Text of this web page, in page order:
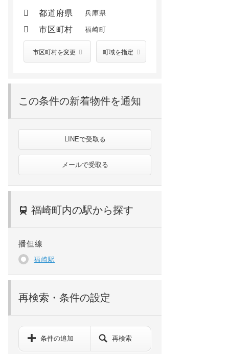
都道府県 兵庫県
市区町村 福崎町
市区町村を変更 町域を指定
この条件の新着物件を通知
LINEで受取る
メールで受取る
福崎町内の駅から探す
播但線
福崎駅
再検索・条件の設定
条件の追加 再検索